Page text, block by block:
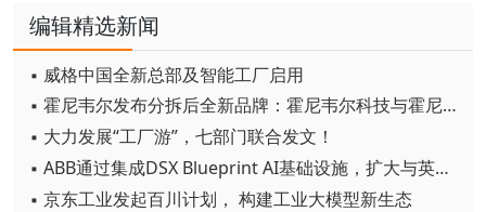
编辑精选新闻
▪ 威格中国全新总部及智能工厂启用
▪ 霍尼韦尔发布分拆后全新品牌：霍尼韦尔科技与霍尼韦尔航空航天
▪ 大力发展“工厂游”，七部门联合发文！
▪ ABB通过集成DSX Blueprint AI基础设施，扩大与英伟达的合作
▪ 京东工业发起百川计划， 构建工业大模型新生态